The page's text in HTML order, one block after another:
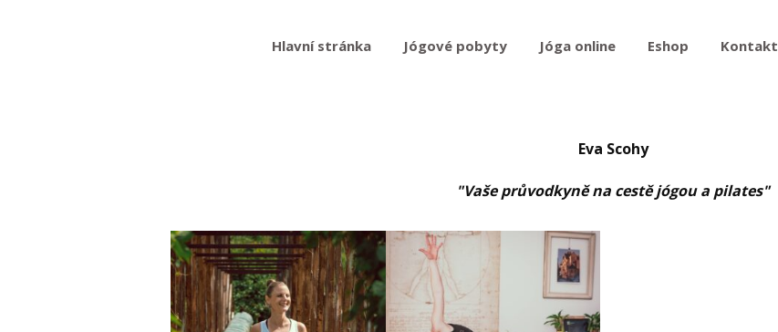
Hlavní stránka Jógové pobyty Jóga online Eshop Kontakt
Eva Scohy
"Vaše průvodkyně na cestě jógou a pilates"